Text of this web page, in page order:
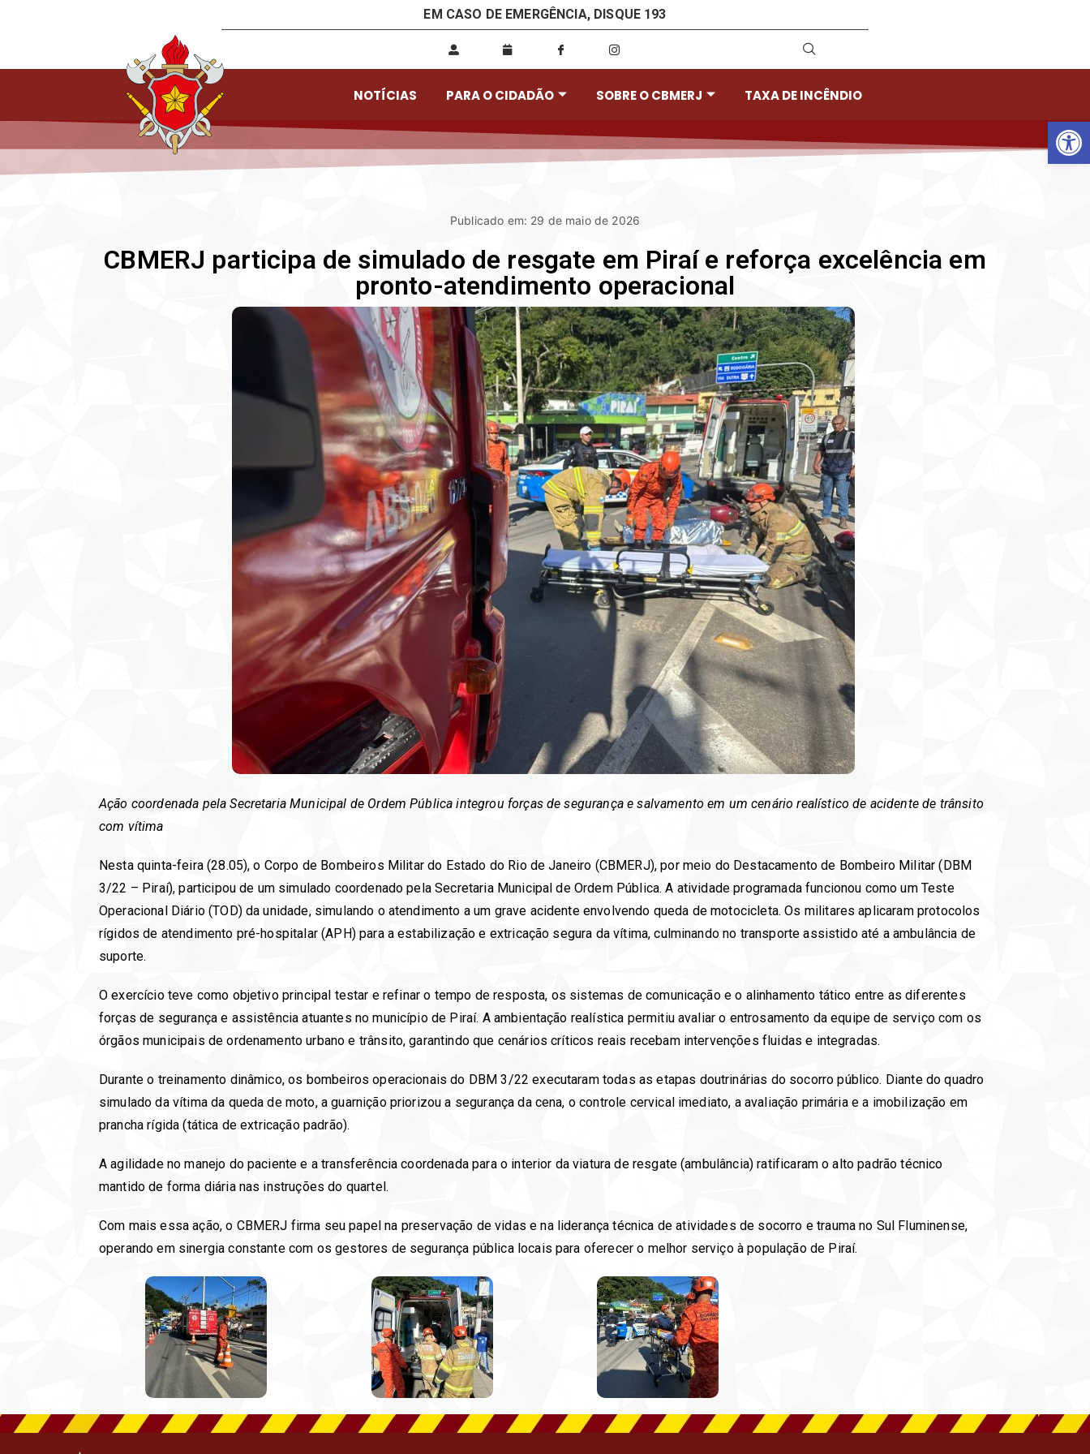
EM CASO DE EMERGÊNCIA, DISQUE 193
NOTÍCIAS PARA O CIDADÃO SOBRE O CBMERJ TAXA DE INCÊNDIO
Publicado em: 29 de maio de 2026
CBMERJ participa de simulado de resgate em Piraí e reforça excelência em
pronto-atendimento operacional
Ação coordenada pela Secretaria Municipal de Ordem Pública integrou forças de segurança e salvamento em um cenário realístico de acidente de trânsito
com vítima
Nesta quinta-feira (28.05), o Corpo de Bombeiros Militar do Estado do Rio de Janeiro (CBMERJ), por meio do Destacamento de Bombeiro Militar (DBM
3/22 – Piraí), participou de um simulado coordenado pela Secretaria Municipal de Ordem Pública. A atividade programada funcionou como um Teste
Operacional Diário (TOD) da unidade, simulando o atendimento a um grave acidente envolvendo queda de motocicleta. Os militares aplicaram protocolos
rígidos de atendimento pré-hospitalar (APH) para a estabilização e extricação segura da vítima, culminando no transporte assistido até a ambulância de
suporte.
O exercício teve como objetivo principal testar e refinar o tempo de resposta, os sistemas de comunicação e o alinhamento tático entre as diferentes
forças de segurança e assistência atuantes no município de Piraí. A ambientação realística permitiu avaliar o entrosamento da equipe de serviço com os
órgãos municipais de ordenamento urbano e trânsito, garantindo que cenários críticos reais recebam intervenções fluidas e integradas.
Durante o treinamento dinâmico, os bombeiros operacionais do DBM 3/22 executaram todas as etapas doutrinárias do socorro público. Diante do quadro
simulado da vítima da queda de moto, a guarnição priorizou a segurança da cena, o controle cervical imediato, a avaliação primária e a imobilização em
prancha rígida (tática de extricação padrão).
A agilidade no manejo do paciente e a transferência coordenada para o interior da viatura de resgate (ambulância) ratificaram o alto padrão técnico
mantido de forma diária nas instruções do quartel.
Com mais essa ação, o CBMERJ firma seu papel na preservação de vidas e na liderança técnica de atividades de socorro e trauma no Sul Fluminense,
operando em sinergia constante com os gestores de segurança pública locais para oferecer o melhor serviço à população de Piraí.